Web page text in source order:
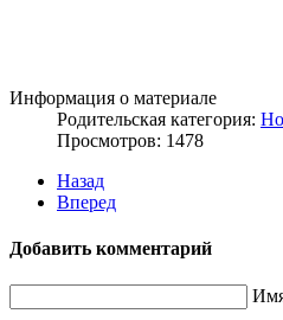
Информация о материале
Родительская категория:
Просмотров: 1478
Назад
Вперед
Добавить комментарий